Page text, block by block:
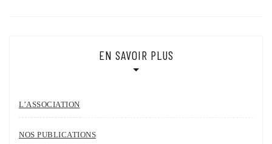
EN SAVOIR PLUS
L’ASSOCIATION
NOS PUBLICATIONS